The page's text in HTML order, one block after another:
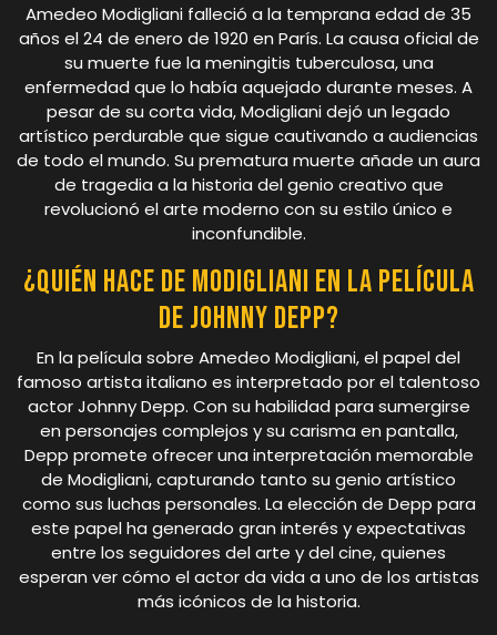
Amedeo Modigliani falleció a la temprana edad de 35
años el 24 de enero de 1920 en París. La causa oficial de
su muerte fue la meningitis tuberculosa, una
enfermedad que lo había aquejado durante meses. A
pesar de su corta vida, Modigliani dejó un legado
artístico perdurable que sigue cautivando a audiencias
de todo el mundo. Su prematura muerte añade un aura
de tragedia a la historia del genio creativo que
revolucionó el arte moderno con su estilo único e
inconfundible.
¿Quién hace de Modigliani en la película
de Johnny Depp?
En la película sobre Amedeo Modigliani, el papel del
famoso artista italiano es interpretado por el talentoso
actor Johnny Depp. Con su habilidad para sumergirse
en personajes complejos y su carisma en pantalla,
Depp promete ofrecer una interpretación memorable
de Modigliani, capturando tanto su genio artístico
como sus luchas personales. La elección de Depp para
este papel ha generado gran interés y expectativas
entre los seguidores del arte y del cine, quienes
esperan ver cómo el actor da vida a uno de los artistas
más icónicos de la historia.